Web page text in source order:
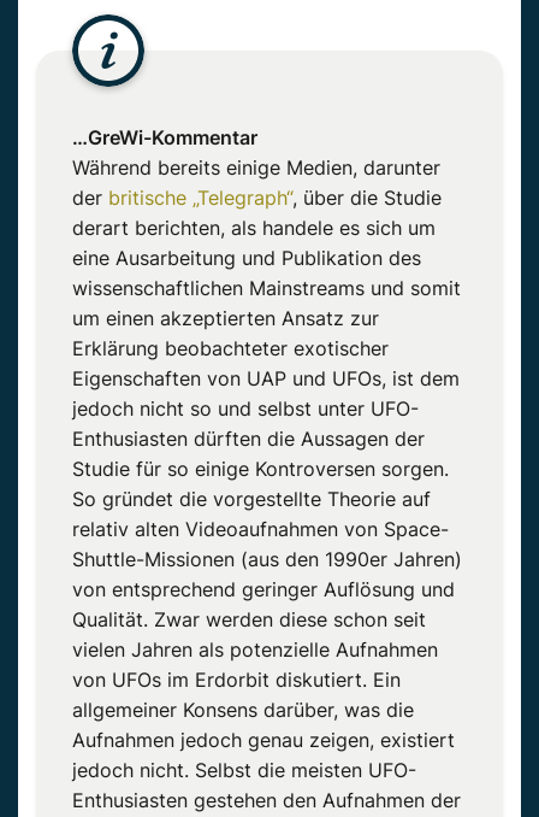
…GreWi-Kommentar
Während bereits einige Medien, darunter
der britische „Telegraph“, über die Studie
derart berichten, als handele es sich um
eine Ausarbeitung und Publikation des
wissenschaftlichen Mainstreams und somit
um einen akzeptierten Ansatz zur
Erklärung beobachteter exotischer
Eigenschaften von UAP und UFOs, ist dem
jedoch nicht so und selbst unter UFO-
Enthusiasten dürften die Aussagen der
Studie für so einige Kontroversen sorgen.
So gründet die vorgestellte Theorie auf
relativ alten Videoaufnahmen von Space-
Shuttle-Missionen (aus den 1990er Jahren)
von entsprechend geringer Auflösung und
Qualität. Zwar werden diese schon seit
vielen Jahren als potenzielle Aufnahmen
von UFOs im Erdorbit diskutiert. Ein
allgemeiner Konsens darüber, was die
Aufnahmen jedoch genau zeigen, existiert
jedoch nicht. Selbst die meisten UFO-
Enthusiasten gestehen den Aufnahmen der